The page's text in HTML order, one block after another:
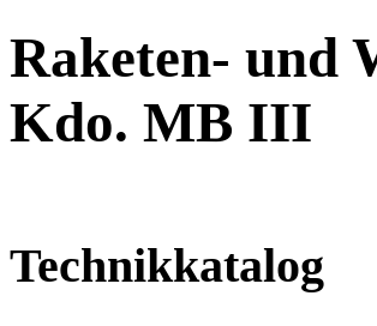
Raketen- und
Kdo. MB III
Technikkatalog